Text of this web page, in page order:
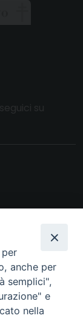
anche per
semplici",
e
nella